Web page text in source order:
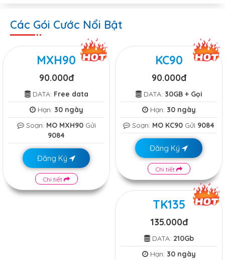
Các Gói Cước Nổi Bật
MXH90
90.000đ
DATA: Free data
Hạn: 30 ngày
Soạn: MO MXH90Gửi
9084
Đăng Ký
Chi tiết
KC90
90.000đ
DATA: 30GB + Gọi
Hạn: 30 ngày
Soạn: MO KC90 Gửi 9084
Đăng Ký
Chi tiết
TK135
135.000đ
DATA: 210Gb
Hạn: 30 ngày